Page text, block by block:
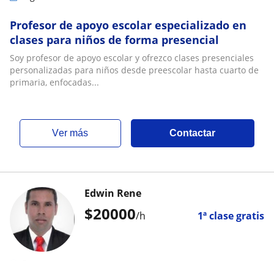
Profesor de apoyo escolar especializado en
clases para niños de forma presencial
Soy profesor de apoyo escolar y ofrezco clases presenciales
personalizadas para niños desde preescolar hasta cuarto de
primaria, enfocadas...
ver más Contactar
$20000/h 1ª clase gratis
Edwin Rene